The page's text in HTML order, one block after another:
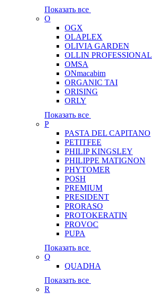
Показать все
O
OGX
OLAPLEX
OLIVIA GARDEN
OLLIN PROFESSIONAL
OMSA
ONmacabim
ORGANIC TAI
ORISING
ORLY
Показать все
P
PASTA DEL CAPITANO
PETITFEE
PHILIP KINGSLEY
PHILIPPE MATIGNON
PHYTOMER
POSH
PREMIUM
PRESIDENT
PRORASO
PROTOKERATIN
PROVOC
PUPA
Показать все
Q
QUADHA
Показать все
R